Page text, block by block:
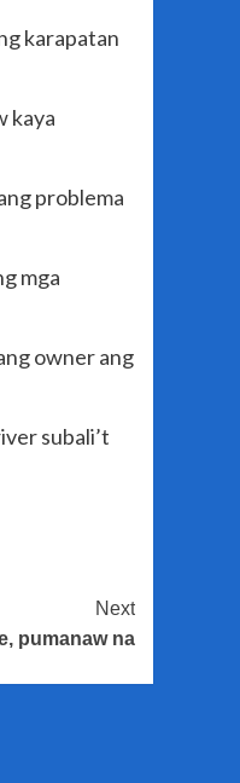
karapatan
kaya
problema
mga
owner ang
subali’t
Next
pumanaw na